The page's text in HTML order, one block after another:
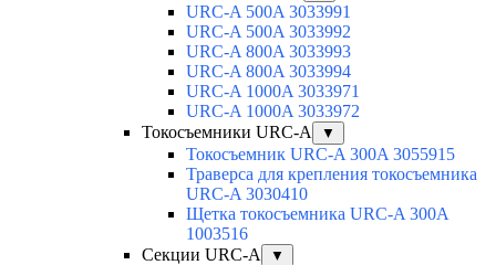
URC-A 500A 3033991
URC-A 500A 3033992
URC-A 800A 3033993
URC-A 800A 3033994
URC-A 1000A 3033971
URC-A 1000A 3033972
Токосъемники URC-A
▼
Токосъемник URC-A 300A 3055915
Траверса для крепления токосъемника
URC-A 3030410
Щетка токосъемника URC-A 300A
1003516
Секции URC-A
▼